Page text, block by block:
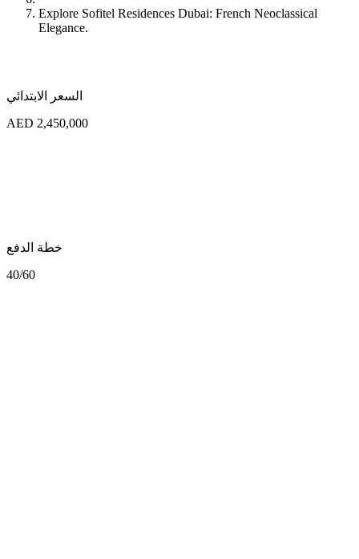
Explore Sofitel Residences Dubai: French Neoclassical
Elegance.
السعر الابتدائي
AED 2,450,000
خطة الدفع
40/60